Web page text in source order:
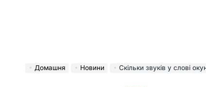
Домашня Новини Скільки звуків у слові